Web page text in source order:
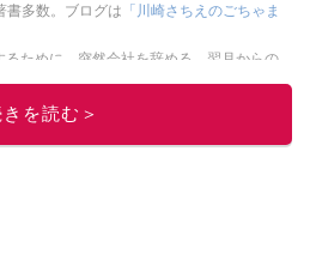
書多数。ブログは 「川崎さちえのごちゃま
ために、突然会社を辞める。翌月からの
、しかも空いた時間でできるオークション
方がわからずに、まずは落札者として参
を読む＞